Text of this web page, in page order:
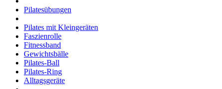
Pilatesübungen
Pilates mit Kleingeräten
Faszienrolle
Fitnessband
Gewichtsbälle
Pilates-Ball
Pilates-Ring
Alltagsgeräte